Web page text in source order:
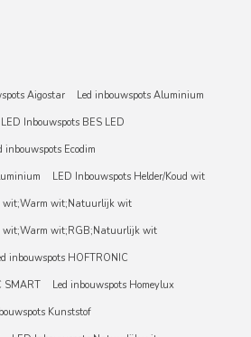
Aigostar
Led inbouwspots Aluminium
LED Inbouwspots BES LED
inbouwspots Ecodim
LED Inbouwspots Helder/Koud wit
wit;Warm wit;Natuurlijk wit
wit;Warm wit;RGB;Natuurlijk wit
inbouwspots HOFTRONIC
SMART
Led inbouwspots Homeylux
Kunststof